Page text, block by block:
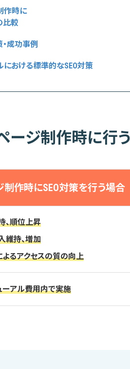
作時に
比較
成功事例
における標準的なSEO対策
ージ制作時に行
制作時にSEO対策を行う場合
、順位上昇
維持、増加
よるアクセスの質の向上
ーアル費用内で実施